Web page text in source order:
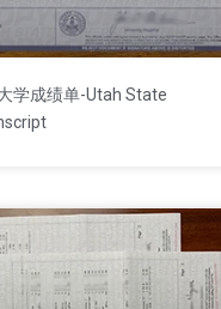
学成绩单-Utah State